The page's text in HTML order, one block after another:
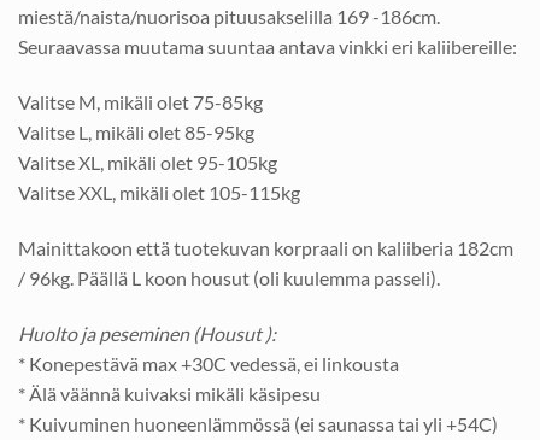
miestä/naista/nuorisoa pituusakselilla 169 -186cm.
Seuraavassa muutama suuntaa antava vinkki eri kaliibereille:
Valitse M, mikäli olet 75-85kg
Valitse L, mikäli olet 85-95kg
Valitse XL, mikäli olet 95-105kg
Valitse XXL, mikäli olet 105-115kg
Mainittakoon että tuotekuvan korpraali on kaliiberia 182cm
/ 96kg. Päällä L koon housut (oli kuulemma passeli).
Huolto ja peseminen (Housut ):
* Konepestävä max +30C vedessä, ei linkousta
* Älä väännä kuivaksi mikäli käsipesu
* Kuivuminen huoneenlämmössä (ei saunassa tai yli +54C)